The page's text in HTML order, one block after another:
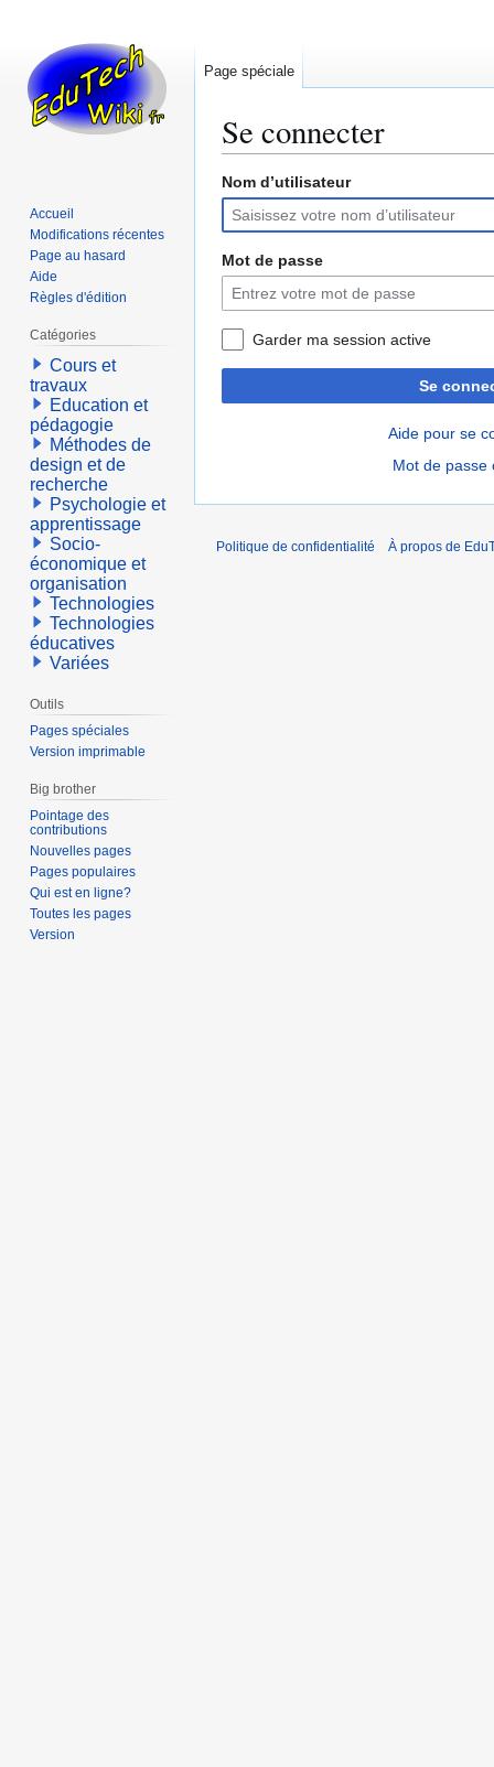
Se connecter
Aller
la
navigation
Aller
la
recherche
Nom d’utilisateur
Mot de passe
Garder ma session active
Se
Aide pour se
Mot de passe
Page spéciale
Accueil
Modifications récentes
Page au hasard
Aide
Règles d'édition
Catégories
Cours et
travaux
Education et
pédagogie
Méthodes de
design et de
recherche
Psychologie et
apprentissage
Socio-
économique et
organisation
Technologies
Technologies
éducatives
Variées
Outils
Pages spéciales
Version imprimable
Big brother
Pointage des
contributions
Nouvelles pages
Pages populaires
Qui est en ligne?
Toutes les pages
Version
Politique de confidentialité À propos de